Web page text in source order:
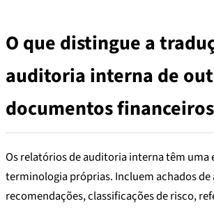
O que distingue a
auditoria interna de
documentos financeiros
Os relatórios de auditoria interna têm uma
terminologia próprias. Incluem achados
recomendações, classificações de risco,